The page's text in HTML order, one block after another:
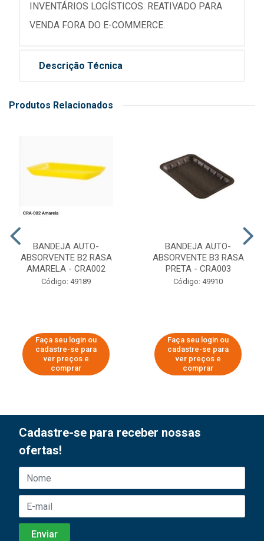
INVENTÁRIOS LOGÍSTICOS. REATIVADO PARA
VENDA FORA DO E-COMMERCE.
Descrição Técnica
Produtos Relacionados
BANDEJA AUTO-
ABSORVENTE B2 RASA
AMARELA - CRA002
Código: 49189
Faça seu login ou
cadastre-se para
ver preços e
comprar
BANDEJA AUTO-
ABSORVENTE B3 RASA
PRETA - CRA003
Código: 49910
Faça seu login ou
cadastre-se para
ver preços e
comprar
Cadastre-se para receber nossas
ofertas!